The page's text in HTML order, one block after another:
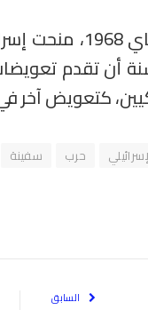
حرب سفينة
السابق